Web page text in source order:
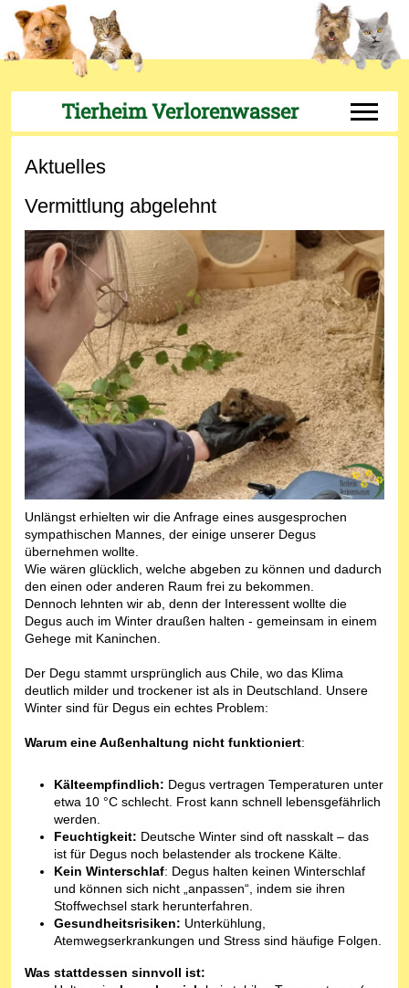
Tierheim Verlorenwasser Off-
Aktuelles
Vermittlung abgelehnt
Unlängst erhielten wir die Anfrage eines ausgesprochen
sympathischen Mannes, der einige unserer Degus
übernehmen wollte.
Wie wären glücklich, welche abgeben zu können und dadurch
den einen oder anderen Raum frei zu bekommen.
Dennoch lehnten wir ab, denn der Interessent wollte die
Degus auch im Winter draußen halten - gemeinsam in einem
Gehege mit Kaninchen.
Der Degu stammt ursprünglich aus Chile, wo das Klima
deutlich milder und trockener ist als in Deutschland. Unsere
Winter sind für Degus ein echtes Problem:
Warum eine Außenhaltung nicht funktioniert:
Kälteempfindlich: Degus vertragen Temperaturen unter
etwa 10 °C schlecht. Frost kann schnell lebensgefährlich
werden.
Feuchtigkeit: Deutsche Winter sind oft nasskalt – das
ist für Degus noch belastender als trockene Kälte.
Kein Winterschlaf: Degus halten keinen Winterschlaf
und können sich nicht „anpassen“, indem sie ihren
Stoffwechsel stark herunterfahren.
Gesundheitsrisiken: Unterkühlung,
Atemwegserkrankungen und Stress sind häufige Folgen.
Was stattdessen sinnvoll ist: